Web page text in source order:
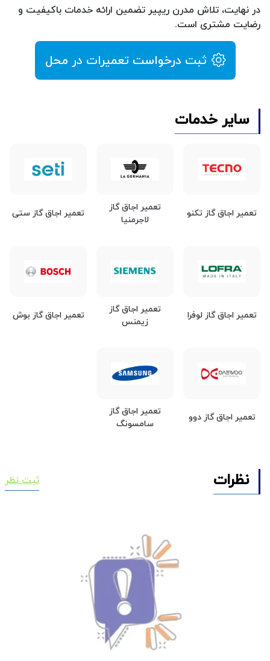
در نهایت، تلاش مدرن ریپیر تضمین ارائه خدمات باکیفیت و
رضایت مشتری است.
ثبت درخواست تعمیرات در محل
سایر خدمات
تعمیر اجاق گاز تکنو
تعمیر اجاق گاز
لاجرمنیا
تعمیر اجاق گاز ستی
تعمیر اجاق گاز لوفرا
تعمیر اجاق گاز
زیمنس
تعمیر اجاق گاز بوش
تعمیر اجاق گاز دوو
تعمیر اجاق گاز
سامسونگ
نظرات ثبت نظر